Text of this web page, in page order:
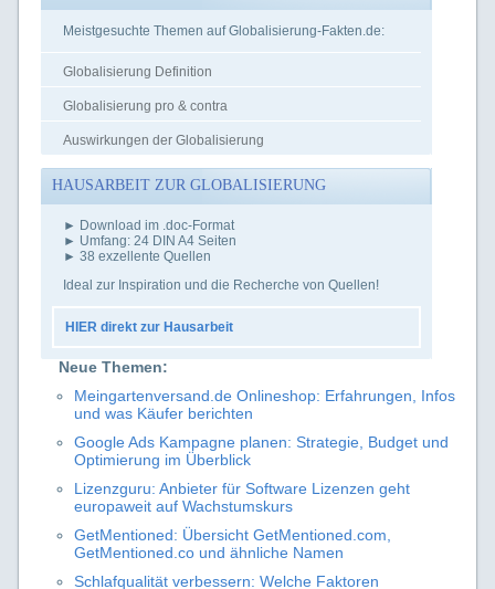
Meistgesuchte Themen auf Globalisierung-Fakten.de:
Globalisierung Definition
Globalisierung pro & contra
Auswirkungen der Globalisierung
HAUSARBEIT ZUR GLOBALISIERUNG
► Download im .doc-Format
► Umfang: 24 DIN A4 Seiten
► 38 exzellente Quellen
Ideal zur Inspiration und die Recherche von Quellen!
HIER direkt zur Hausarbeit
Neue Themen:
Meingartenversand.de Onlineshop: Erfahrungen, Infos
und was Käufer berichten
Google Ads Kampagne planen: Strategie, Budget und
Optimierung im Überblick
Lizenzguru: Anbieter für Software Lizenzen geht
europaweit auf Wachstumskurs
GetMentioned: Übersicht GetMentioned.com,
GetMentioned.co und ähnliche Namen
Schlafqualität verbessern: Welche Faktoren